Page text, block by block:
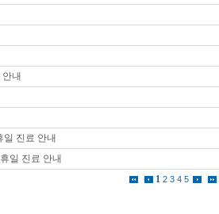
내
일 진료 안내
일 진료 안내
1 2 3 4 5